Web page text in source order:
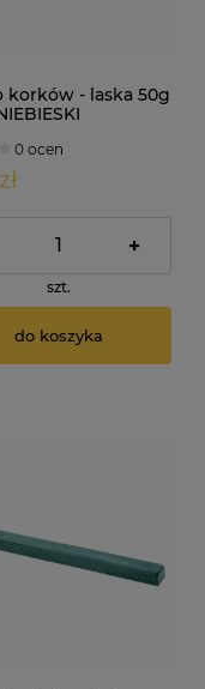
korków - laska 50g
0 ocen
+
szt.
do koszyka